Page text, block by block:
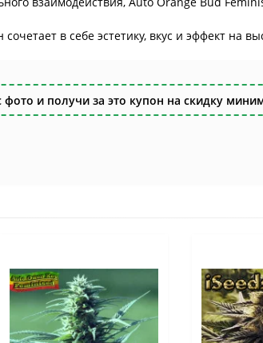
в себе эстетику, вкус и эффект на
и получи за это купон на скидку